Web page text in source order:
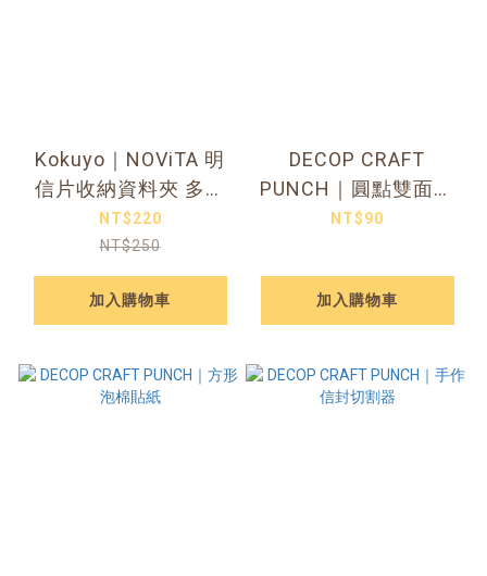
Kokuyo｜NOViTA 明
信片收納資料夾 多款
顏色可選
NT$220
NT$250
加入購物車
DECOP CRAFT
PUNCH｜圓點雙面膠
貼紙 兩款可選
NT$90
加入購物車